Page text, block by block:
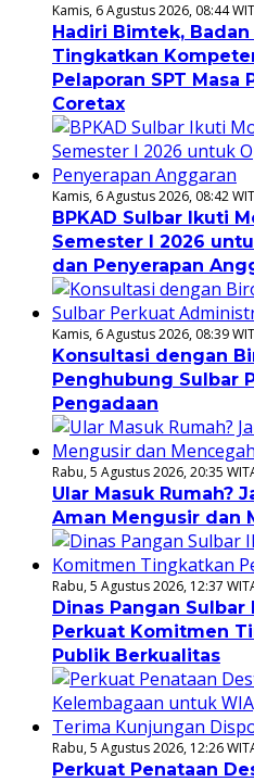
Kamis, 6 Agustus 2026, 08:44
Hadiri Bimtek,
Tingkatkan
Pelaporan SPT Masa
Coretax
Kamis, 6 Agustus 2026, 08:42
BPKAD Sulbar Ikuti
Semester I 2026
dan Penyerapan
Kamis, 6 Agustus 2026, 08:39
Konsultasi dengan
Penghubung Sulbar
Pengadaan
Rabu, 5 Agustus 2026, 20:35
Ular Masuk Rumah?
Aman Mengusir dan
Rabu, 5 Agustus 2026, 12:37
Dinas Pangan
Perkuat Komitmen
Publik Berkualitas
Rabu, 5 Agustus 2026, 12:26
Perkuat Penataan